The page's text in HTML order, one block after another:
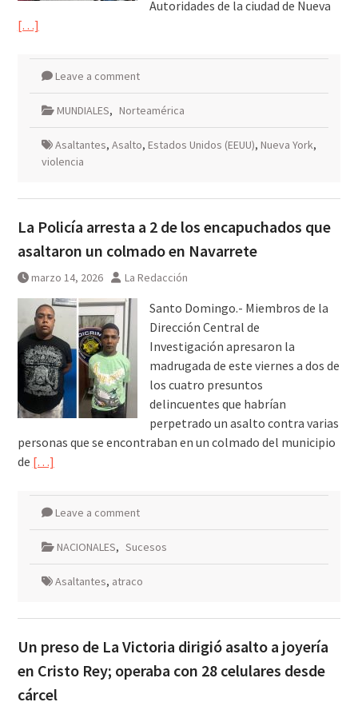
Autoridades de la ciudad de Nueva
[…]
Leave a comment
MUNDIALES, Norteamérica
Asaltantes, Asalto, Estados Unidos (EEUU), Nueva York,
violencia
La Policía arresta a 2 de los encapuchados que
asaltaron un colmado en Navarrete
marzo 14, 2026 La Redacción
Santo Domingo.- Miembros de la
Dirección Central de
Investigación apresaron la
madrugada de este viernes a dos de
los cuatro presuntos
delincuentes que habrían
perpetrado un asalto contra varias
personas que se encontraban en un colmado del municipio
de […]
Leave a comment
NACIONALES, Sucesos
Asaltantes, atraco
Un preso de La Victoria dirigió asalto a joyería
en Cristo Rey; operaba con 28 celulares desde
cárcel